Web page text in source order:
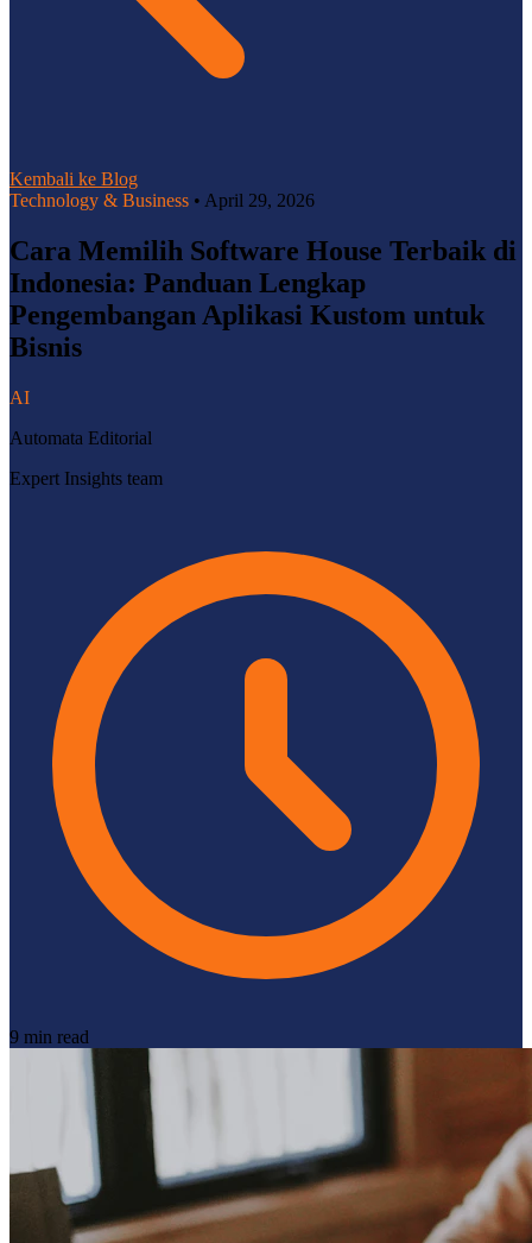
Kembali ke Blog
Technology & Business • April 29, 2026
Cara Memilih Software House Terbaik di
Indonesia: Panduan Lengkap
Pengembangan Aplikasi Kustom untuk
Bisnis
AI
Automata Editorial
Expert Insights team
9 min read